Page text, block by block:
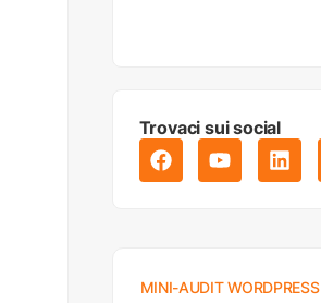
Trovaci sui social
MINI-AUDIT WORDPRESS